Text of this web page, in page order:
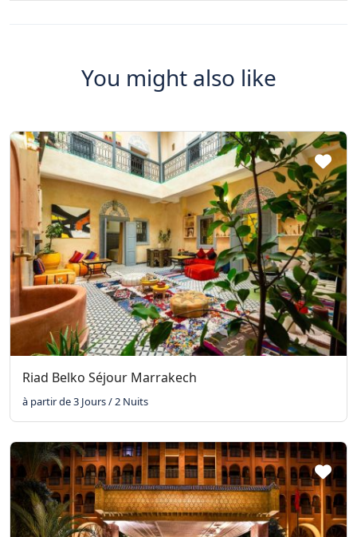
You might also like
Riad Belko Séjour Marrakech
à partir de 3 Jours / 2 Nuits